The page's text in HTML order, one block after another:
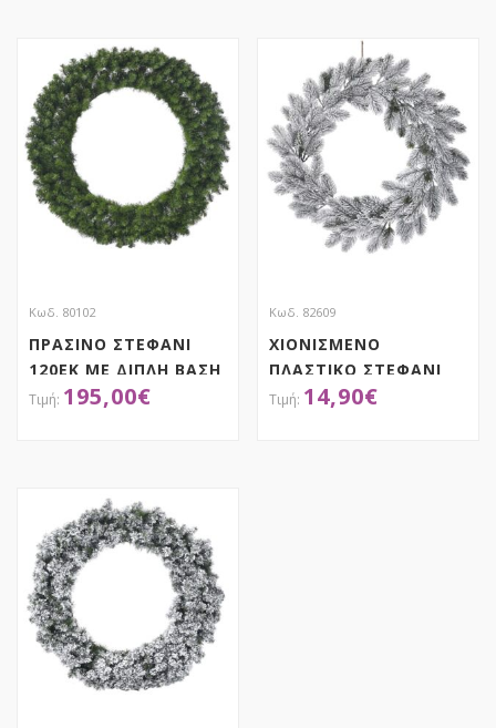
Κωδ. 80102
ΠΡΑΣΙΝΟ ΣΤΕΦΑΝΙ
120ΕΚ ΜΕ ΔΙΠΛΗ ΒΑΣΗ
195,00€
Κωδ. 82609
ΧΙΟΝΙΣΜΕΝΟ
ΠΛΑΣΤΙΚΟ ΣΤΕΦΑΝΙ
Φ53ΕΚ14,90€